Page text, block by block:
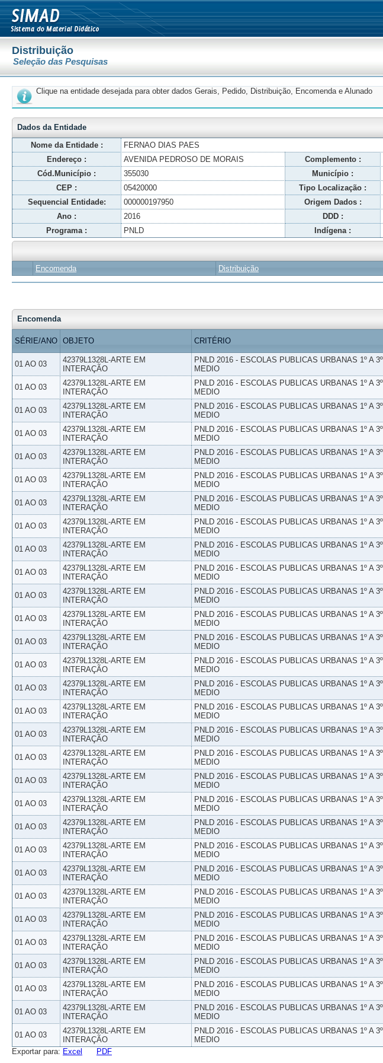
Distribuição
Seleção das Pesquisas
Clique na entidade desejada para obter dados Gerais, Pedido, Distribuição, Encomenda e Alunado
Dados da Entidade
Nome da Entidade :
FERNAO DIAS PAES
Endereço :
AVENIDA PEDROSO DE MORAIS Complemento :
Cód.Município :
355030 Município :
CEP :
05420000 Tipo Localização :
Sequencial Entidade:
000000197950 Origem Dados :
Ano :
2016 DDD :
Programa :
PNLD Indígena :
Encomenda Distribuição
Encomenda
SÉRIE/ANO OBJETO CRITÉRIO
01 AO 03
42379L1328L-ARTE EM
INTERAÇÃO
PNLD 2016 - ESCOLAS PUBLICAS URBANAS 1º A
MEDIO
01 AO 03
42379L1328L-ARTE EM
INTERAÇÃO
PNLD 2016 - ESCOLAS PUBLICAS URBANAS 1º A
MEDIO
01 AO 03
42379L1328L-ARTE EM
INTERAÇÃO
PNLD 2016 - ESCOLAS PUBLICAS URBANAS 1º A
MEDIO
01 AO 03
42379L1328L-ARTE EM
INTERAÇÃO
PNLD 2016 - ESCOLAS PUBLICAS URBANAS 1º A
MEDIO
01 AO 03
42379L1328L-ARTE EM
INTERAÇÃO
PNLD 2016 - ESCOLAS PUBLICAS URBANAS 1º A
MEDIO
01 AO 03
42379L1328L-ARTE EM
INTERAÇÃO
PNLD 2016 - ESCOLAS PUBLICAS URBANAS 1º A
MEDIO
01 AO 03
42379L1328L-ARTE EM
INTERAÇÃO
PNLD 2016 - ESCOLAS PUBLICAS URBANAS 1º A
MEDIO
01 AO 03
42379L1328L-ARTE EM
INTERAÇÃO
PNLD 2016 - ESCOLAS PUBLICAS URBANAS 1º A
MEDIO
01 AO 03
42379L1328L-ARTE EM
INTERAÇÃO
PNLD 2016 - ESCOLAS PUBLICAS URBANAS 1º A
MEDIO
01 AO 03
42379L1328L-ARTE EM
INTERAÇÃO
PNLD 2016 - ESCOLAS PUBLICAS URBANAS 1º A
MEDIO
01 AO 03
42379L1328L-ARTE EM
INTERAÇÃO
PNLD 2016 - ESCOLAS PUBLICAS URBANAS 1º A
MEDIO
01 AO 03
42379L1328L-ARTE EM
INTERAÇÃO
PNLD 2016 - ESCOLAS PUBLICAS URBANAS 1º A
MEDIO
01 AO 03
42379L1328L-ARTE EM
INTERAÇÃO
PNLD 2016 - ESCOLAS PUBLICAS URBANAS 1º A
MEDIO
01 AO 03
42379L1328L-ARTE EM
INTERAÇÃO
PNLD 2016 - ESCOLAS PUBLICAS URBANAS 1º A
MEDIO
01 AO 03
42379L1328L-ARTE EM
INTERAÇÃO
PNLD 2016 - ESCOLAS PUBLICAS URBANAS 1º A
MEDIO
01 AO 03
42379L1328L-ARTE EM
INTERAÇÃO
PNLD 2016 - ESCOLAS PUBLICAS URBANAS 1º A
MEDIO
01 AO 03
42379L1328L-ARTE EM
INTERAÇÃO
PNLD 2016 - ESCOLAS PUBLICAS URBANAS 1º A
MEDIO
01 AO 03
42379L1328L-ARTE EM
INTERAÇÃO
PNLD 2016 - ESCOLAS PUBLICAS URBANAS 1º A
MEDIO
01 AO 03
42379L1328L-ARTE EM
INTERAÇÃO
PNLD 2016 - ESCOLAS PUBLICAS URBANAS 1º A
MEDIO
01 AO 03
42379L1328L-ARTE EM
INTERAÇÃO
PNLD 2016 - ESCOLAS PUBLICAS URBANAS 1º A
MEDIO
01 AO 03
42379L1328L-ARTE EM
INTERAÇÃO
PNLD 2016 - ESCOLAS PUBLICAS URBANAS 1º A
MEDIO
01 AO 03
42379L1328L-ARTE EM
INTERAÇÃO
PNLD 2016 - ESCOLAS PUBLICAS URBANAS 1º A
MEDIO
01 AO 03
42379L1328L-ARTE EM
INTERAÇÃO
PNLD 2016 - ESCOLAS PUBLICAS URBANAS 1º A
MEDIO
01 AO 03
42379L1328L-ARTE EM
INTERAÇÃO
PNLD 2016 - ESCOLAS PUBLICAS URBANAS 1º A
MEDIO
01 AO 03
42379L1328L-ARTE EM
INTERAÇÃO
PNLD 2016 - ESCOLAS PUBLICAS URBANAS 1º A
MEDIO
01 AO 03
42379L1328L-ARTE EM
INTERAÇÃO
PNLD 2016 - ESCOLAS PUBLICAS URBANAS 1º A
MEDIO
01 AO 03
42379L1328L-ARTE EM
INTERAÇÃO
PNLD 2016 - ESCOLAS PUBLICAS URBANAS 1º A
MEDIO
01 AO 03
42379L1328L-ARTE EM
INTERAÇÃO
PNLD 2016 - ESCOLAS PUBLICAS URBANAS 1º A
MEDIO
01 AO 03
42379L1328L-ARTE EM
INTERAÇÃO
PNLD 2016 - ESCOLAS PUBLICAS URBANAS 1º A
MEDIO
01 AO 03
42379L1328L-ARTE EM
INTERAÇÃO
PNLD 2016 - ESCOLAS PUBLICAS URBANAS 1º A
MEDIO
Exportar para: Excel PDF